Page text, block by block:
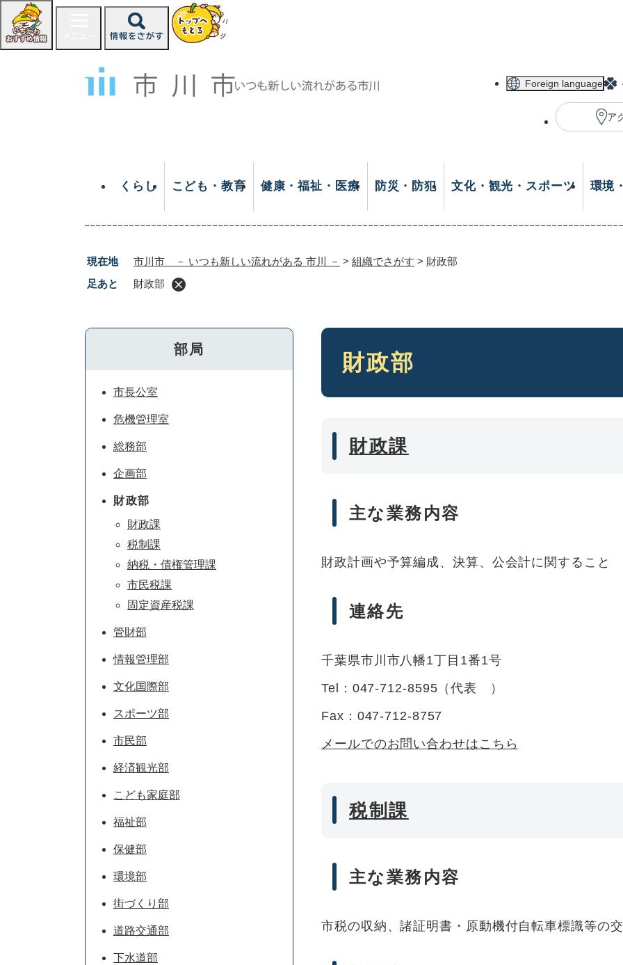
ジ
Foreign language
ア
くらし こども・教育 健康・福祉・医療 防災・防犯 文化・観光・スポーツ 環境
現在地 市川市 － いつも新しい流れがある 市川 － > 組織でさがす > 財政部
足あと
財政部
本
財政部
財政課
主な業務内容
財政計画や予算編成、決算、公会計に関すること
連絡先
千葉県市川市八幡1丁目1番1号
Tel：047-712-8595 （代表
）
Fax：047-712-8757
メールでのお問い合わせはこちら
税制課
主な業務内容
市税の収納、諸証明書・原動機付自転車標識等の
部局
市長公室
危機管理室
総務部
企画部
財政部
財政課
税制課
納税・債権管理課
市民税課
固定資産税課
管財部
情報管理部
文化国際部
スポーツ部
市民部
経済観光部
こども家庭部
福祉部
保健部
環境部
街づくり部
道路交通部
下水道部